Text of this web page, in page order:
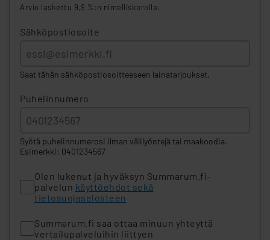
Arvio laskettu 9,9 %:n nimelliskorolla.
Sähköpostiosoite
Saat tähän sähköpostiosoitteeseen lainatarjoukset.
Puhelinnumero
Syötä puhelinnumerosi ilman välilyöntejä tai maakoodia.
Esimerkki: 0401234567
Olen lukenut ja hyväksyn Summarum.fi-
palvelun käyttöehdot sekä
tietosuojaselosteen
Summarum.fi saa ottaa minuun yhteyttä
vertailupalveluihin liittyen